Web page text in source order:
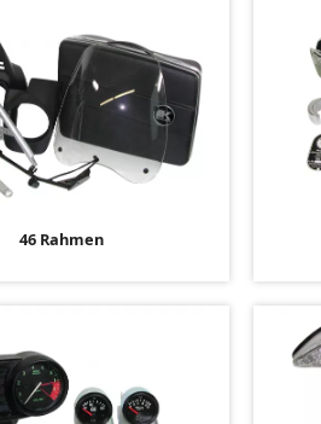
46 Rahmen